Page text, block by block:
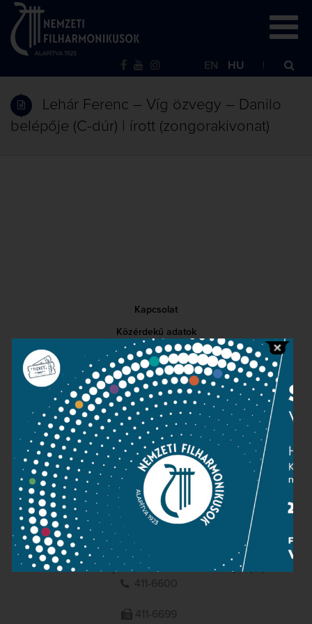
EN HU
Lehár Ferenc – Víg özvegy – Danilo
belépője (C-dúr) | írott (zongorakivonat)
Kapcsolat
Közérdekű adatok
Sajtószoba
Adatvédelem
Impresszum
NEMZETI
FILHARMONIKUSOK
1095 Budapest, Komor Marcell u. 1. (Müpa)
411-6600
411-6699